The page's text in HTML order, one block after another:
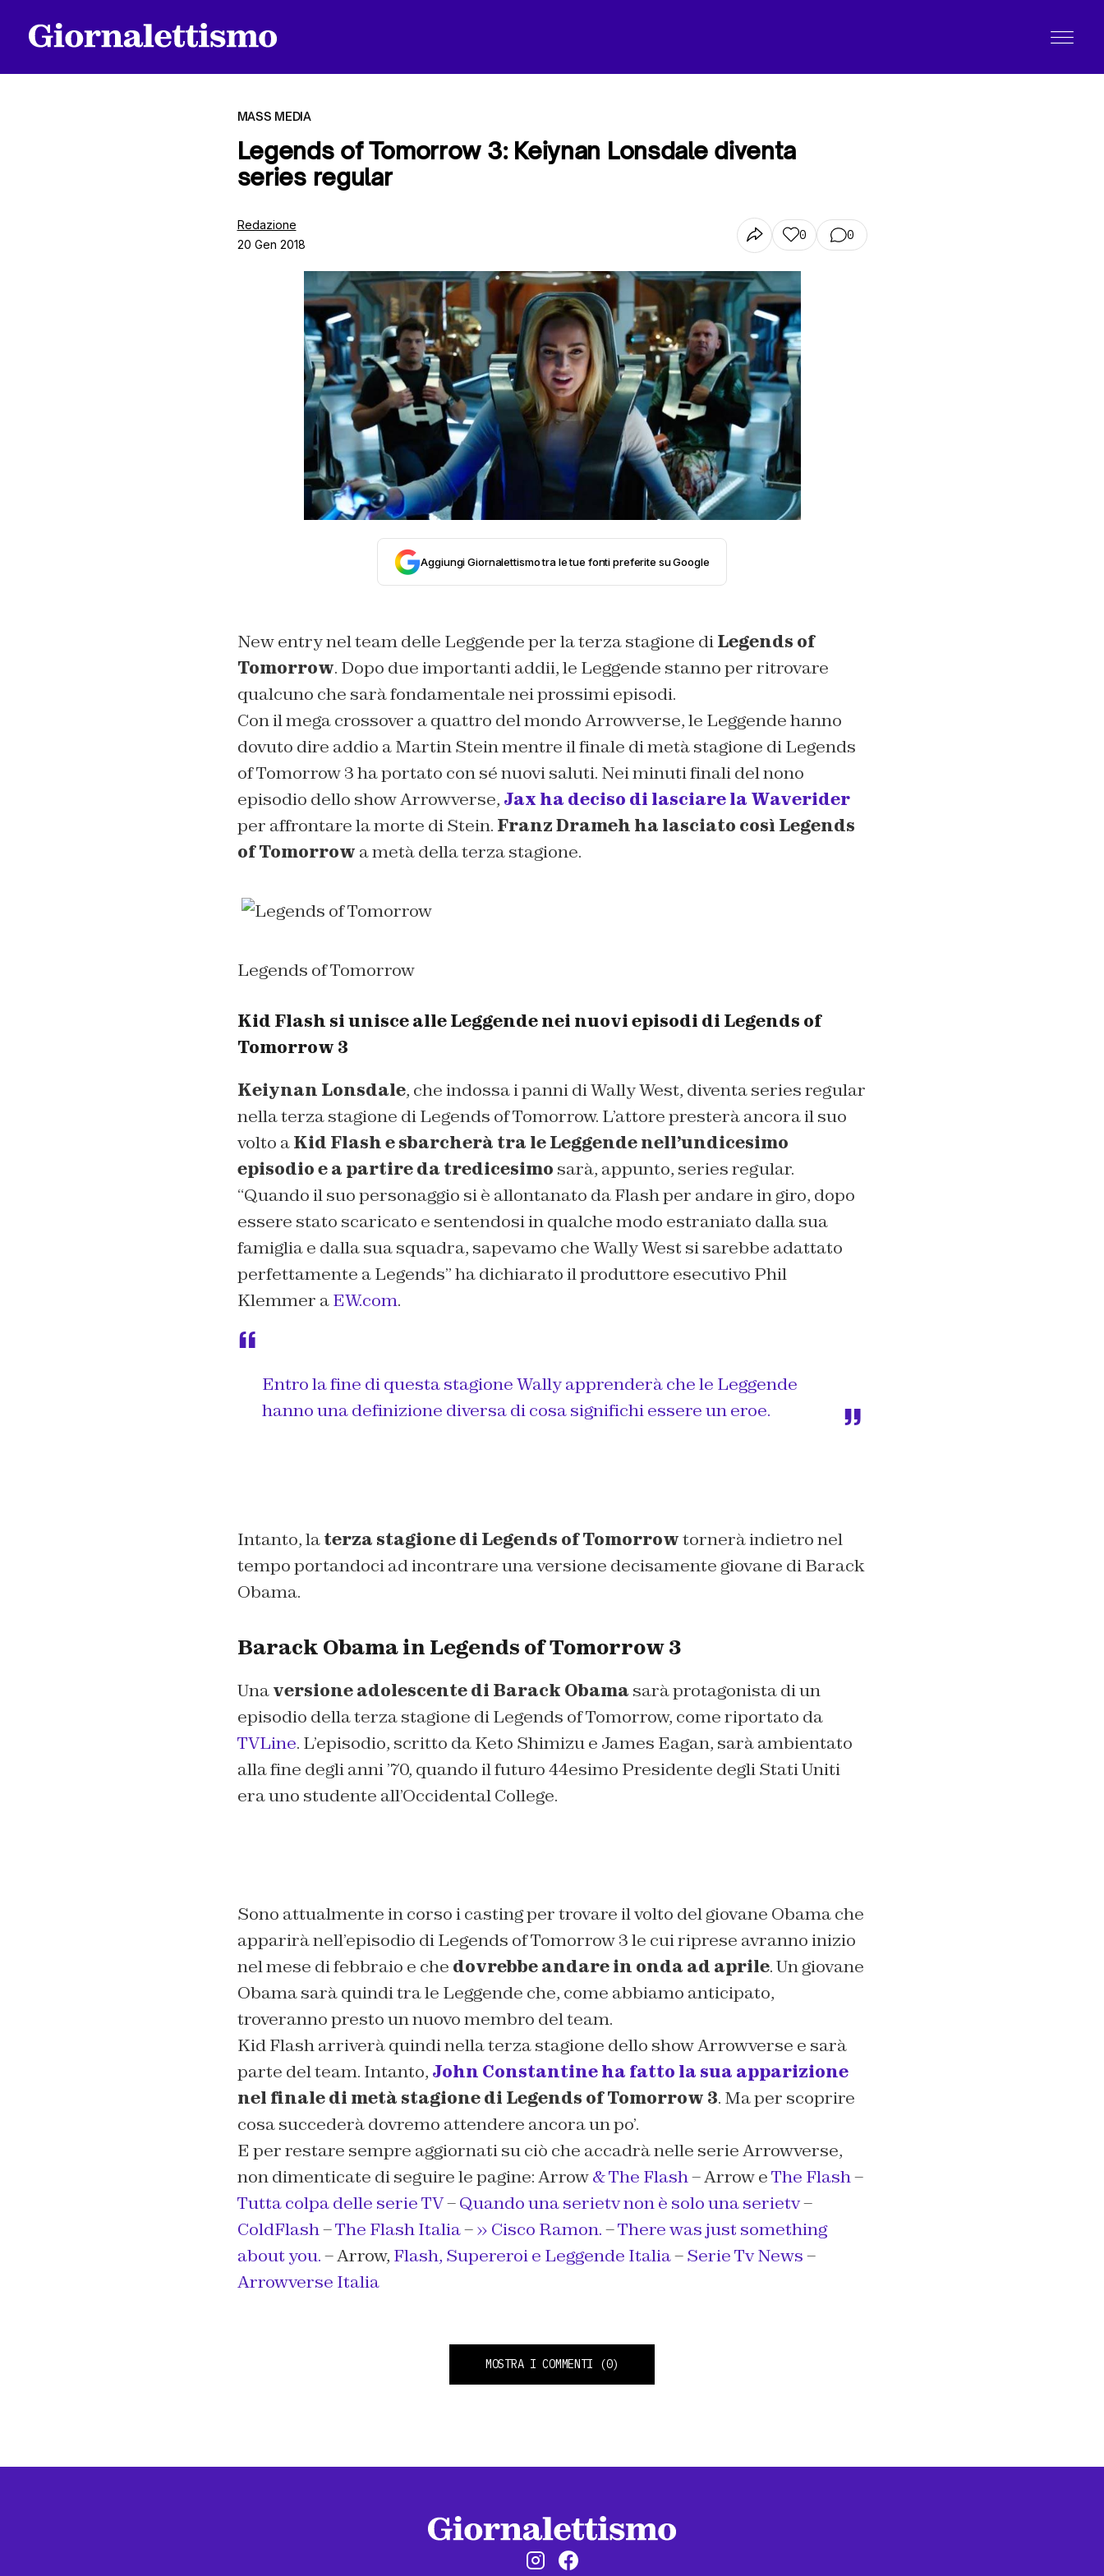
MASS MEDIA
Legends of Tomorrow 3: Keiynan Lonsdale diventa
series regular
Redazione
20 Gen 2018
0 0
Aggiungi Giornalettismo tra le tue fonti preferite su Google
New entry nel team delle Leggende per la terza stagione diLegends of
Tomorrow. Dopo due importanti addii, le Leggende stanno per ritrovare
qualcuno che sarà fondamentale nei prossimi episodi.
Con il mega crossover a quattro del mondo Arrowverse, le Leggende hanno
dovuto dire addio a Martin Stein mentre il finale di metà stagione di Legends
of Tomorrow 3 ha portato con sé nuovi saluti. Nei minuti finali del nono
episodio dello show Arrowverse, Jax ha deciso di lasciare la Waverider
per affrontare la morte di Stein. Franz Drameh ha lasciato così Legends
of Tomorrow a metà della terza stagione.
Legends of Tomorrow
Kid Flash si unisce alle Leggende nei nuovi episodi di Legends of
Tomorrow 3
Keiynan Lonsdale, che indossa i panni di Wally West, diventa series regular
nella terza stagione di Legends of Tomorrow. L’attore presterà ancora il suo
volto aKid Flash e sbarcherà tra le Leggende nell’undicesimo
episodio e a partire da tredicesimo sarà, appunto, series regular.
“Quando il suo personaggio si è allontanato da Flash per andare in giro, dopo
essere stato scaricato e sentendosi in qualche modo estraniato dalla sua
famiglia e dalla sua squadra, sapevamo che Wally West si sarebbe adattato
perfettamente a Legends” ha dichiarato il produttore esecutivo Phil
Klemmer aEW.com.
Entro la fine di questa stagione Wally apprenderà che le Leggende
hanno una definizione diversa di cosa significhi essere un eroe.
Intanto, laterza stagione di Legends of Tomorrowtornerà indietro nel
tempo portandoci ad incontrare una versione decisamente giovane di Barack
Obama.
Barack Obama in Legends of Tomorrow 3
Unaversione adolescente di Barack Obama sarà protagonista di un
episodio della terza stagione di Legends of Tomorrow, come riportato da
TVLine. L’episodio, scritto da Keto Shimizu e James Eagan, sarà ambientato
alla fine degli anni ’70, quando il futuro 44esimo Presidente degli Stati Uniti
era uno studente all’Occidental College.
Sono attualmente in corso i casting per trovare il volto del giovane Obama che
apparirà nell’episodio di Legends of Tomorrow 3 le cui riprese avranno inizio
nel mese di febbraio e che dovrebbe andare in onda ad aprile. Un giovane
Obama sarà quindi tra le Leggende che, come abbiamo anticipato,
troveranno presto un nuovo membro del team.
Kid Flash arriverà quindi nella terza stagione dello show Arrowverse e sarà
parte del team. Intanto, John Constantine ha fatto la sua apparizione
nel finale di metà stagione di Legends of Tomorrow 3. Ma per scoprire
cosa succederà dovremo attendere ancora un po’.
E per restare sempre aggiornati su ciò che accadrà nelle serie Arrowverse,
non dimenticate di seguire le pagine: Arrow& The Flash– Arrow eThe Flash–
Tutta colpa delle serie TV–Quando una serietv non è solo una serietv–
ColdFlash–The Flash Italia–» Cisco Ramon.–There was just something
about you.– Arrow, Flash, Supereroi e Leggende Italia–Serie Tv News–
Arrowverse Italia
MOSTRA I COMMENTI (0)